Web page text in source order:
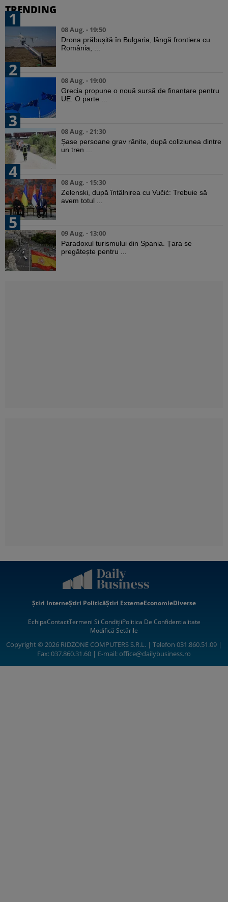
TRENDING
1
08 Aug. - 19:50
Drona prăbușită în Bulgaria, lângă frontiera cu
România, ...
2
08 Aug. - 19:00
Grecia propune o nouă sursă de finanțare pentru
UE: O parte ...
3
08 Aug. - 21:30
Șase persoane grav rănite, după coliziunea dintre
un tren ...
4
08 Aug. - 15:30
Zelenski, după întâlnirea cu Vučić: Trebuie să
avem totul ...
5
09 Aug. - 13:00
Paradoxul turismului din Spania. Țara se
pregătește pentru ...
Știri InterneȘtiri PoliticăȘtiri ExterneEconomieDiverse
EchipaContactTermeni Si CondițiiPolitica De Confidentialitate
Modifică Setările
Copyright © 2026 RIDZONE COMPUTERS S.R.L. | Telefon 031.860.51.09 |
Fax: 037.860.31.60 | E-mail:office@dailybusiness.ro